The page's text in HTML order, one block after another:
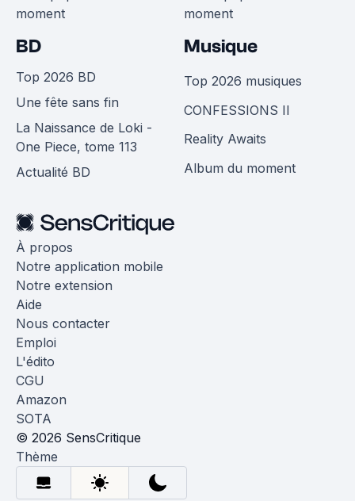
moment
moment
BD
Top 2026 BD
Une fête sans fin
La Naissance de Loki -
One Piece, tome 113
Actualité BD
Musique
Top 2026 musiques
CONFESSIONS II
Reality Awaits
Album du moment
À propos
Notre application mobile
Notre extension
Aide
Nous contacter
Emploi
L'édito
CGU
Amazon
SOTA
© 2026 SensCritique
Thème